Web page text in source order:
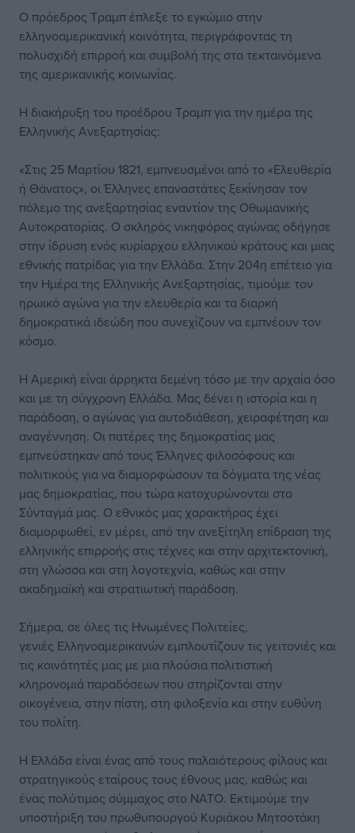
Ο πρόεδρος Τραμπ έπλεξε το εγκώμιο στην
ελληνοαμερικανική κοινότητα, περιγράφοντας τη
πολυσχιδή επιρροή και συμβολή της στα τεκταινόμενα
της αμερικανικής κοινωνίας.
Η διακήρυξη του προέδρου Τραμπ για την ημέρα της
Ελληνικής Ανεξαρτησίας:
«Στις 25 Μαρτίου 1821, εμπνευσμένοι από το «Ελευθερία
ή Θάνατος», οι Έλληνες επαναστάτες ξεκίνησαν τον
πόλεμο της ανεξαρτησίας εναντίον της Οθωμανικής
Αυτοκρατορίας. Ο σκληρός νικηφόρος αγώνας οδήγησε
στην ίδρυση ενός κυρίαρχου ελληνικού κράτους και μιας
εθνικής πατρίδας για την Ελλάδα. Στην 204η επέτειο για
την Ημέρα της Ελληνικής Ανεξαρτησίας, τιμούμε τον
ηρωικό αγώνα για την ελευθερία και τα διαρκή
δημοκρατικά ιδεώδη που συνεχίζουν να εμπνέουν τον
κόσμο.
Η Αμερική είναι άρρηκτα δεμένη τόσο με την αρχαία όσο
και με τη σύγχρονη Ελλάδα. Μας δένει η ιστορία και η
παράδοση, ο αγώνας για αυτοδιάθεση, χειραφέτηση και
αναγέννηση. Οι πατέρες της δημοκρατίας μας
εμπνεύστηκαν από τους Έλληνες φιλοσόφους και
πολιτικούς για να διαμορφώσουν τα δόγματα της νέας
μας δημοκρατίας, που τώρα κατοχυρώνονται στο
Σύνταγμά μας. Ο εθνικός μας χαρακτήρας έχει
διαμορφωθεί, εν μέρει, από την ανεξίτηλη επίδραση της
ελληνικής επιρροής στις τέχνες και στην αρχιτεκτονική,
στη γλώσσα και στη λογοτεχνία, καθώς και στην
ακαδημαϊκή και στρατιωτική παράδοση.
Σήμερα, σε όλες τις Ηνωμένες Πολιτείες,
γενιές Ελληνοαμερικανών εμπλουτίζουν τις γειτονιές και
τις κοινότητές μας με μια πλούσια πολιτιστική
κληρονομιά παραδόσεων που στηρίζονται στην
οικογένεια, στην πίστη, στη φιλοξενία και στην ευθύνη
του πολίτη.
Η Ελλάδα είναι ένας από τους παλαιότερους φίλους και
στρατηγικούς εταίρους τους έθνους μας, καθώς και
ένας πολύτιμος σύμμαχος στο ΝΑΤΟ. Εκτιμούμε την
υποστήριξη του πρωθυπουργού Κυριάκου Μητσοτάκη